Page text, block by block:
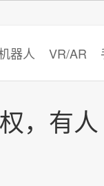
器人 VR/AR
，有人